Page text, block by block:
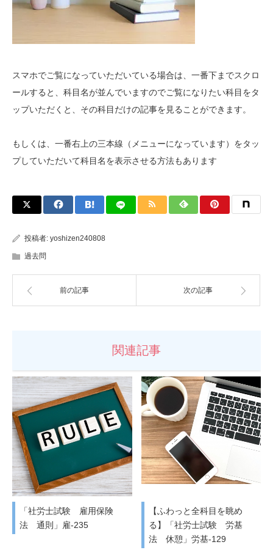
スマホでご覧になっていただいている場合は、一番下までスクロ
ールすると、科目名が並んでいますのでご覧になりたい科目をタ
ップいただくと、その科目だけの記事を見ることができます。
もしくは、一番右上の三本線（メニューになっています）をタッ
プしていただいて科目名を表示させる方法もあります
投稿者: yoshizen240808
過去問
前の記事 次の記事
関連記事
「社労士試験 雇用保険
法 通則」雇-235
【ふわっと全科目を眺め
る】「社労士試験 労基
法 休憩」労基-129